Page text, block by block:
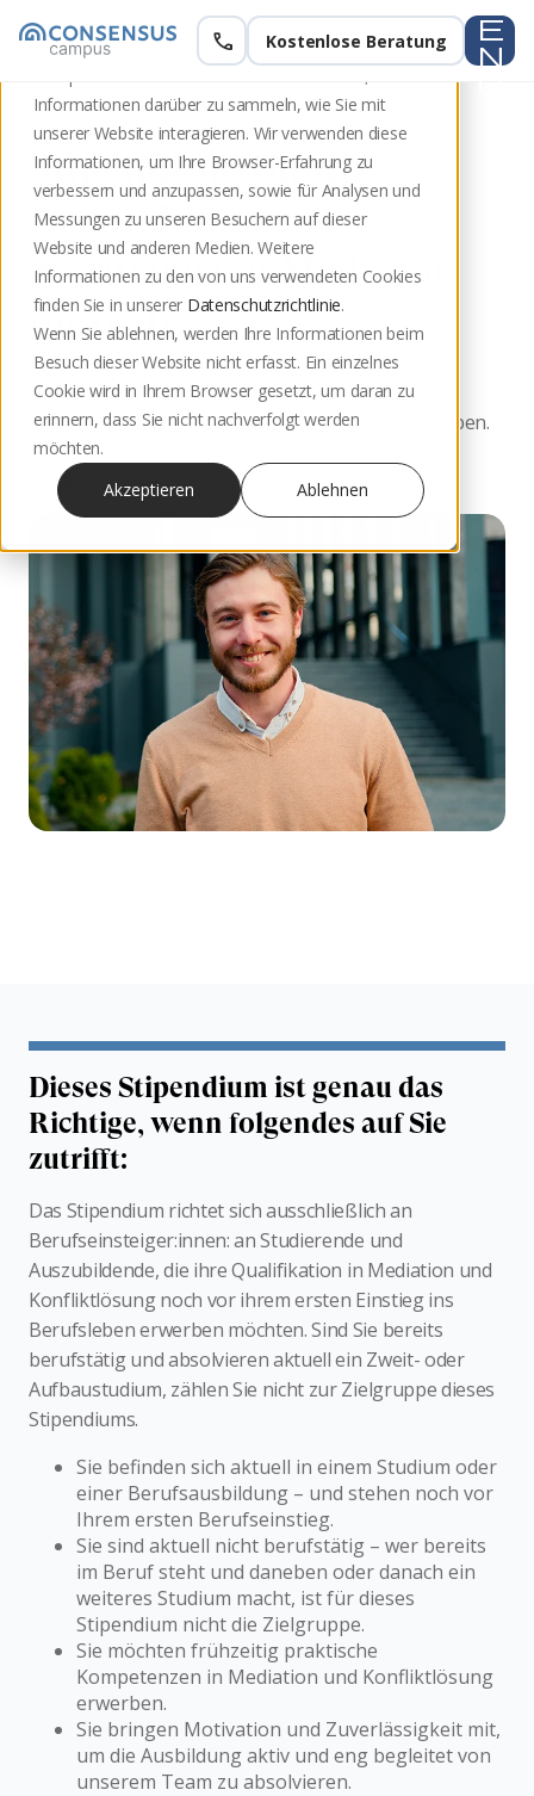
Diese Website speichert Cookies auf Ihrem
Informationen darüber zu sammeln, wie Sie mit
unserer Website interagieren. Wir verwenden diese
Informationen, um Ihre Browser-Erfahrung zu
verbessern und anzupassen, sowie für Analysen und
Messungen zu unseren Besuchern auf dieser
Website und anderen Medien. Weitere
Informationen zu den von uns verwendeten Cookies
finden Sie in unserer Datenschutzrichtlinie.
Wenn Sie ablehnen, werden Ihre Informationen beim
Besuch dieser Website nicht erfasst. Ein einzelnes
Cookie wird in Ihrem Browser gesetzt, um daran zu
erinnern, dass Sie nicht nachverfolgt werden
möchten.
Akzeptieren
Ablehnen
call Kostenlose Beratung
e
n
STIPENDIEN
Stipendium für die
Ausbildung zum
zertifizierten Mediator
(m/w/d)
Für Berufseinsteiger:innen aus Studium oder
Ausbildung – wir vergeben Stipendien für unsere
Ausbildungslehrgänge vor dem Start ins Berufsleben.
Jetzt bewerben
Dieses Stipendium ist genau das
Richtige, wenn folgendes auf Sie
zutrifft:
Das Stipendium richtet sich ausschließlich an
Berufseinsteiger:innen: an Studierende und
Auszubildende, die ihre Qualifikation in Mediation und
Konfliktlösung noch vor ihrem ersten Einstieg ins
Berufsleben erwerben möchten. Sind Sie bereits
berufstätig und absolvieren aktuell ein Zweit- oder
Aufbaustudium, zählen Sie nicht zur Zielgruppe dieses
Stipendiums.
Sie befinden sich aktuell in einem Studium oder
einer Berufsausbildung – und stehen noch vor
Ihrem ersten Berufseinstieg.
Sie sind aktuell nicht berufstätig – wer bereits
im Beruf steht und daneben oder danach ein
weiteres Studium macht, ist für dieses
Stipendium nicht die Zielgruppe.
Sie möchten frühzeitig praktische
Kompetenzen in Mediation und Konfliktlösung
erwerben.
Sie bringen Motivation und Zuverlässigkeit mit,
um die Ausbildung aktiv und eng begleitet von
unserem Team zu absolvieren.